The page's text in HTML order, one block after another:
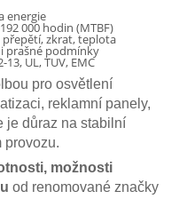
energie
000 hodin (MTBF)
přepětí, zkrat, teplota
prašné podmínky
13, UL, TUV, EMC
pro osvětlení
reklamní panely,
je důraz na stabilní
provozu.
možnosti
od renomované značky